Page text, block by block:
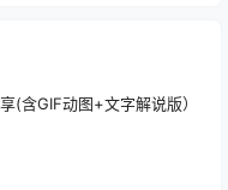
(含GIF动图+文字解说版）